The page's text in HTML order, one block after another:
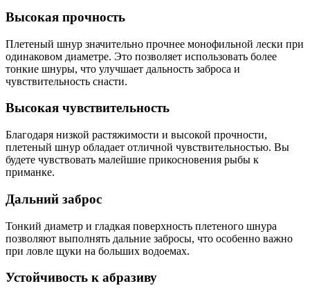
Высокая прочность
Плетеный шнур значительно прочнее монофильной лески при
одинаковом диаметре. Это позволяет использовать более
тонкие шнуры, что улучшает дальность заброса и
чувствительность снасти.
Высокая чувствительность
Благодаря низкой растяжимости и высокой прочности,
плетеный шнур обладает отличной чувствительностью. Вы
будете чувствовать малейшие прикосновения рыбы к
приманке.
Дальний заброс
Тонкий диаметр и гладкая поверхность плетеного шнура
позволяют выполнять дальние забросы, что особенно важно
при ловле щуки на больших водоемах.
Устойчивость к абразиву